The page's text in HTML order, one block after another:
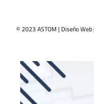
© 2023 ASTOM | Diseño Web